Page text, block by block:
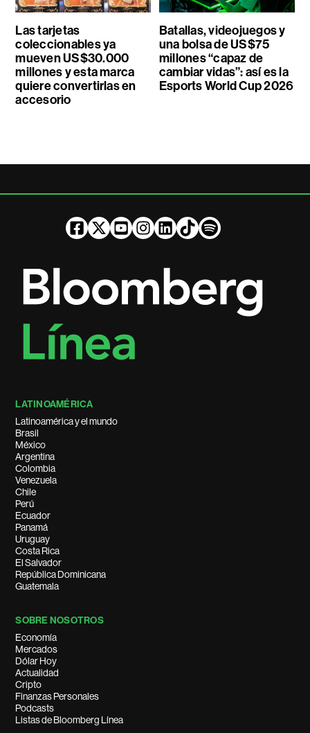
Las tarjetas
coleccionables ya
mueven US$30.000
millones y esta marca
quiere convertirlas en
accesorio
Batallas, videojuegos y
una bolsa de US$75
millones “capaz de
cambiar vidas”: así es la
Esports World Cup 2026
LATINOAMÉRICA
Latinoamérica y el mundo
Brasil
México
Argentina
Colombia
Venezuela
Chile
Perú
Ecuador
Panamá
Uruguay
Costa Rica
El Salvador
República Dominicana
Guatemala
SOBRE NOSOTROS
Economía
Mercados
Dólar Hoy
Actualidad
Cripto
Finanzas Personales
Podcasts
Listas de Bloomberg Línea